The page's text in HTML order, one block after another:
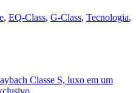
, EQ-Class, G-Class, Tecnologia,